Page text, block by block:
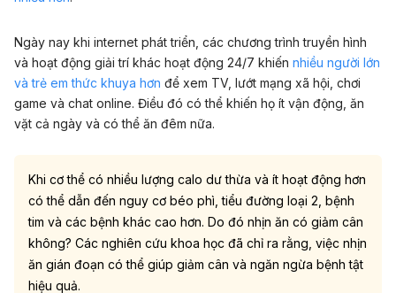
Ngày nay khi internet phát triển, các chương trình truyền hình
và hoạt động giải trí khác hoạt động 24/7 khiến nhiều người lớn
và trẻ em thức khuya hơn để xem TV, lướt mạng xã hội, chơi
game và chat online. Điều đó có thể khiến họ ít vận động, ăn
vặt cả ngày và có thể ăn đêm nữa.
Khi cơ thể có nhiều lượng calo dư thừa và ít hoạt động hơn
có thể dẫn đến nguy cơ béo phì,tiểu đường loại 2 , bệnh
tim và các bệnh khác cao hơn. Do đó nhịn ăn có giảm cân
không? Các nghiên cứu khoa học đã chỉ ra rằng, việc nhịn
ăn gián đoạn có thể giúp giảm cân và ngăn ngừa bệnh tật
hiệu quả.